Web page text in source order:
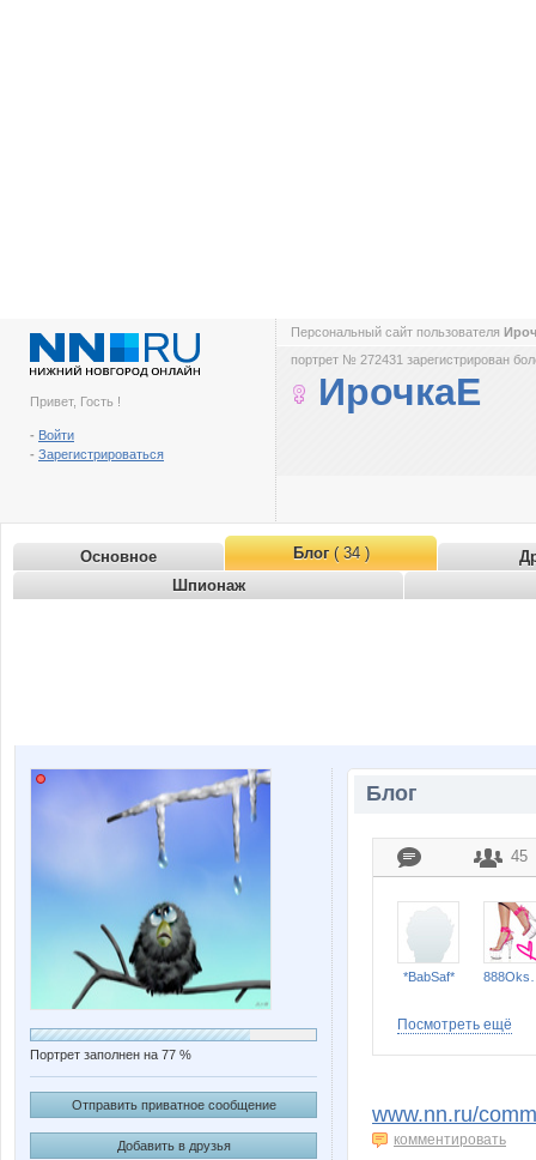
Привет, Гость !
- Войти
- Зарегистрироваться
Персональный сайт пользователя
портрет № 272431 зарегистрирован
ИрочкаЕ
Основное Блог( 34 )
Шпионаж
Портрет заполнен на 77 %
Отправить приватное сообщение
Добавить в друзья
Блог
45
*BabSaf*
Посмотреть ещё
www.nn.ru/
комментировать